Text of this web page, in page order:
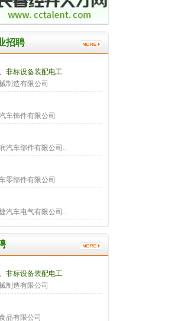
招聘
非标设备装配电工
制造有限公司
车饰件有限公司
汽车部件有限公司..
零部件有限公司
汽车电气有限公司..
非标设备装配电工
制造有限公司
品有限公司